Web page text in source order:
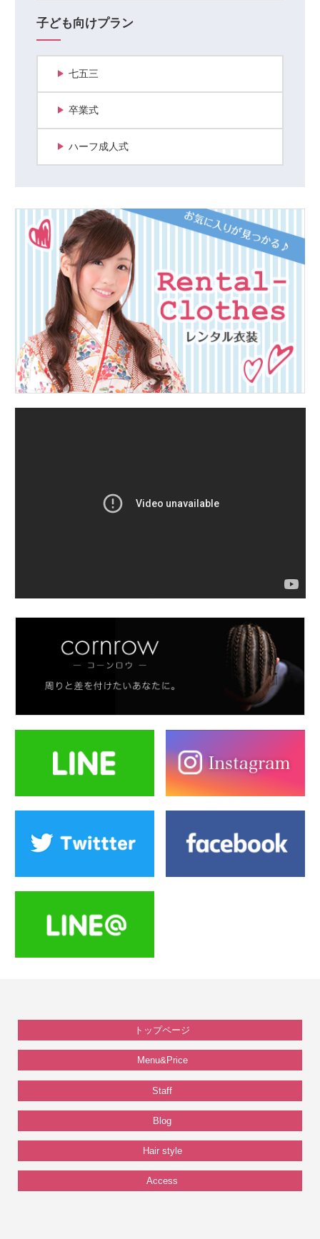
子ども向けプラン
七五三
卒業式
ハーフ成人式
トップページ
Menu&Price
Staff
Blog
Hair style
Access